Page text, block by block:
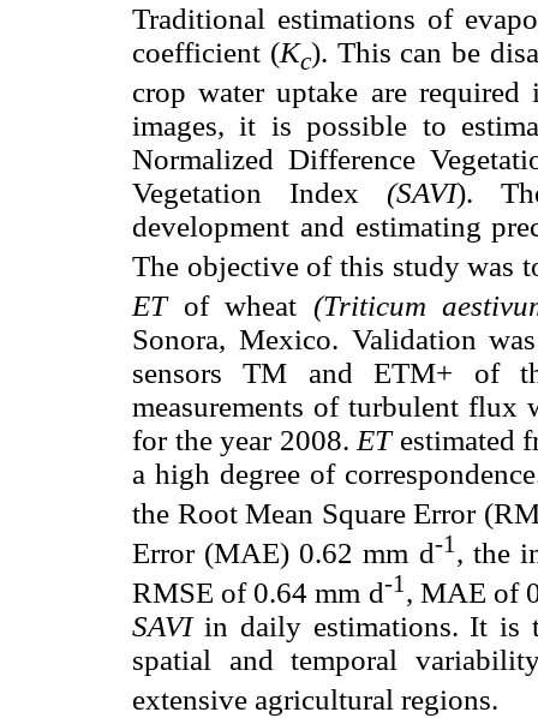
Traditional estimations of
coefficient (Kc). This can be
crop water uptake are
images, it is possible to
Normalized Difference
Vegetation Index (SAVI).
development and estimating
The objective of this study was
ETof wheat (Triticum
Sonora, Mexico. Validation
sensors TM and ETM+ of
measurements of turbulent flux
for the year 2008. ETestimated
a high degree of
the Root Mean Square Error
Error (MAE) 0.62 mm d-1 , the
RMSE of 0.64 mm d-1 , MAE of
SAVIin daily estimations. It is
spatial and temporal
extensive agricultural regions.